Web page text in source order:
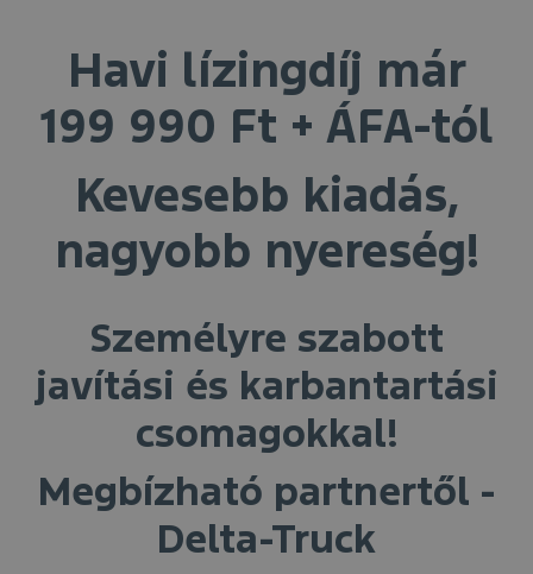
Havi lízingdíj már
199 990 Ft + ÁFA-tól
Kevesebb kiadás,
nagyobb nyereség!
Személyre szabott
javítási és karbantartási
csomagokkal!
Megbízható partnertől -
Delta-Truck